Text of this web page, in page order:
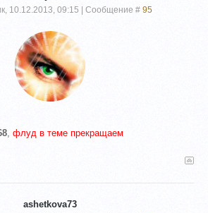
10.12.2013, 09:15 | Сообщение # 95
,флуд в теме прекращаем
ashetkova73